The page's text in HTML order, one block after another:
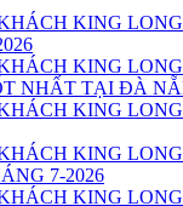
NHẤT TẠI ĐÀ
7-2026